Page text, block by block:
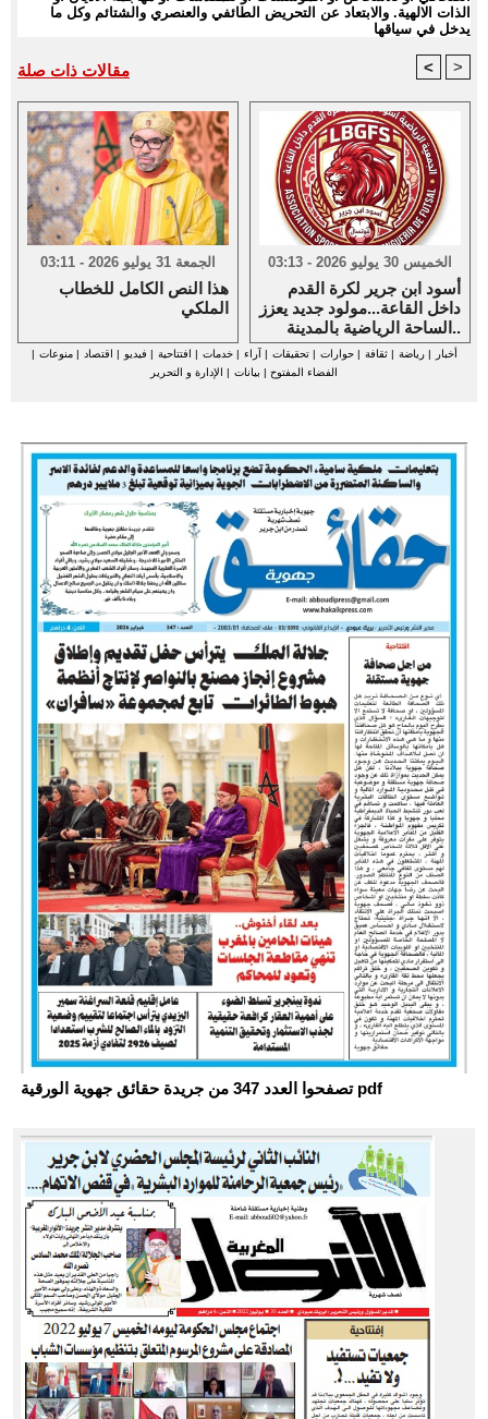
تصفحوا العدد 347 من جريدة حقائق جهوية الورقية pdf
الذات الالهية. والابتعاد عن التحريض الطائفي والعنصري والشتائم وكل ما
يدخل في سياقها
مقالات ذات صلة < >
الجمعة 31 يوليو 2026 - 03:11
هذا النص الكامل للخطاب
الملكي
الخميس 30 يوليو 2026 - 03:13
أسود ابن جرير لكرة القدم
داخل القاعة...مولود جديد يعزز
الساحة الرياضية بالمدينة..
أخبار |رياضة |ثقافة |حوارات |تحقيقات آراء |خدمات افتتاحية فيديو اقتصاد |منوعات
الفضاء المفتوح
بيانات الإدارة و التحرير